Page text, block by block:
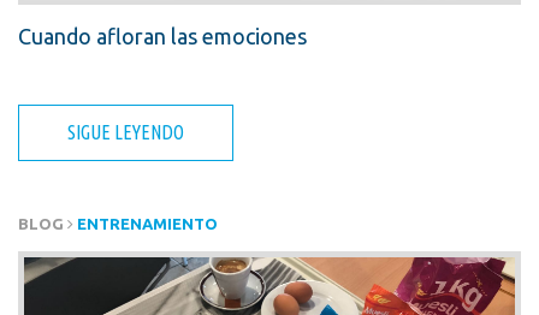
Cuando afloran las emociones
SIGUE LEYENDO
BLOG ENTRENAMIENTO